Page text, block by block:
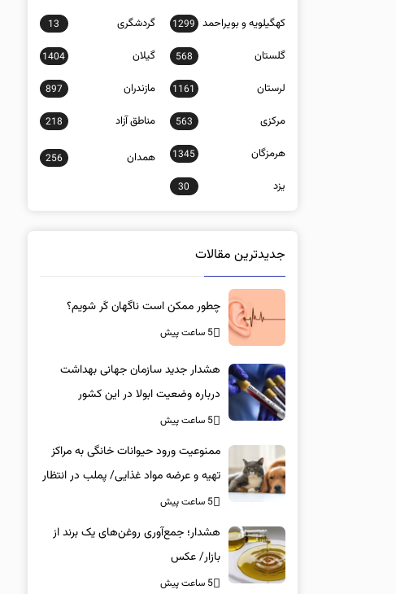
کهگیلویه و بویراحمد 1299 گردشگری 13
گلستان 568 گیلان 1404
لرستان 1161 مازندران 897
مرکزی 563 مناطق آزاد 218
هرمزگان 1345 همدان 256
یزد 30
جدیدترین مقالات
چطور ممکن است ناگهان کَر شویم؟
5 ساعت پیش
هشدار جدید سازمان جهانی بهداشت
درباره وضعیت ابولا در این کشور
5 ساعت پیش
ممنوعیت ورود حیوانات خانگی به مراکز
تهیه و عرضه مواد غذایی/ پملب در انتظار
متخلفان
5 ساعت پیش
هشدار؛ جمع‌آوری روغن‌های یک برند از
بازار/ عکس
5 ساعت پیش